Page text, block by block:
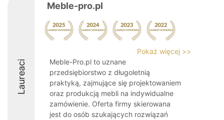
Laureaci
Meble-pro.pl
Pokaż więcej >>
Meble-Pro.pl to uznane
przedsiębiorstwo z długoletnią
praktyką, zajmujące się projektowaniem
oraz produkcją mebli na indywidualne
zamówienie. Oferta firmy skierowana
jest do osób szukających rozwiązań